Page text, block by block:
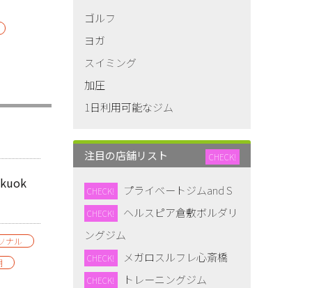
ナル
ゴルフ
ヨガ
スイミング
加圧
1日利用可能なジム
注目の店舗リスト CHECK!
CHECK! プライベートジムand S
CHECK!
ヘルスピア倉敷ボルダリ
ングジム
CHECK! メガロスルフレ心斎橋
CHECK!
トレーニングジム